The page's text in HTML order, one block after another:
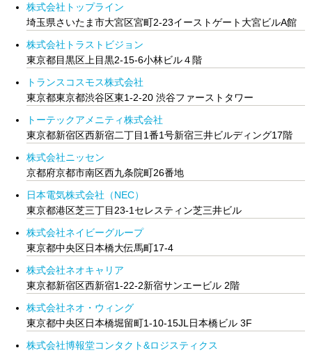
株式会社トップライン
埼玉県さいたま市大宮区宮町2-23イーストゲート大宮ビルA館
株式会社トラストビジョン
東京都目黒区上目黒2-15-6小林ビル４階
トランスコスモス株式会社
東京都東京都渋谷区東1-2-20 渋谷ファーストタワー
トーテックアメニティ株式会社
東京都新宿区西新宿二丁目1番1号新宿三井ビルディング17階
株式会社ニッセン
京都府京都市南区西九条院町26番地
日本電気株式会社（NEC）
東京都港区芝三丁目23-1セレスティン芝三井ビル
株式会社ネイビーグループ
東京都中央区日本橋大伝馬町17-4
株式会社ネオキャリア
東京都新宿区西新宿1-22-2新宿サンエービル 2階
株式会社ネオ・ウィング
東京都中央区日本橋堀留町1-10-15JL日本橋ビル 3F
株式会社博報堂コンタクト&ロジスティクス